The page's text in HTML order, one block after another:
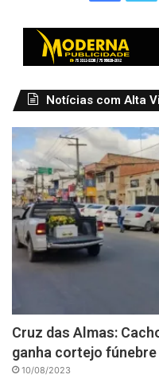
Notícias com Alta
Cruz das Almas:
ganha cortejo fúnebre
10/08/2023